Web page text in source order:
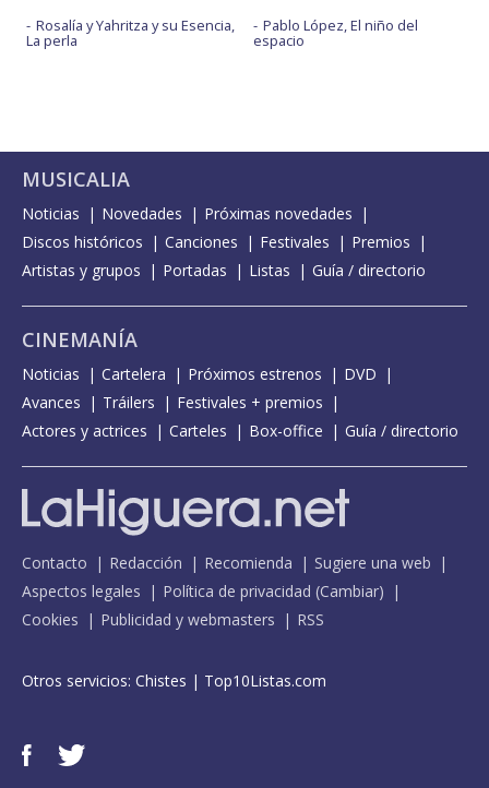
Rosalía y Yahritza y su Esencia,
La perla
Pablo López, El niño del
espacio
MUSICALIA
Noticias Novedades
Próximas novedades
Discos históricos
Canciones Festivales
Premios
Artistas y grupos
Portadas Listas Guía / directorio
CINEMANÍA
Noticias Cartelera Próximos estrenos
DVD
Avances
Tráilers
Festivales + premios
Actores y actrices
Carteles Box-office Guía / directorio
Contacto Redacción Recomienda
Sugiere una web
Aspectos legales
Política de privacidad (Cambiar)
Cookies
Publicidad y webmasters RSS
Otros servicios: Chistes | Top10Listas.com